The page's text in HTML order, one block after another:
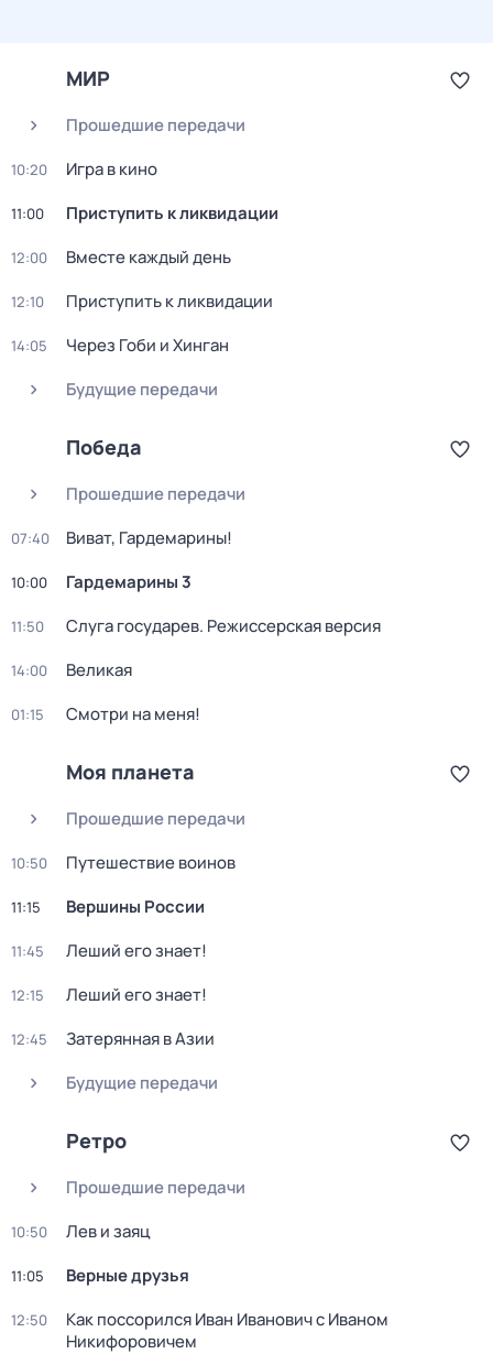
МИР
Прошедшие передачи
10:20 Игра в кино
11:00 Приступить к ликвидации
12:00 Вместе каждый день
12:10 Приступить к ликвидации
14:05
Через Гоби и Хинган
Будущие передачи
Победа
Прошедшие передачи
07:40 Виват, Гардемарины!
10:00 Гардемарины 3
11:50 Слуга государев. Режиссерская версия
14:00 Великая
01:15 Смотри на меня!
Моя планета
Прошедшие передачи
10:50 Путешествие воинов
11:15 Вершины России
11:45 Леший его знает!
12:15 Леший его знает!
12:45
Затерянная в Азии
Будущие передачи
Ретро
Прошедшие передачи
10:50 Лев и заяц
11:05 Верные друзья
12:50
Как поссорился Иван Иванович с Иваном
Никифоровичем